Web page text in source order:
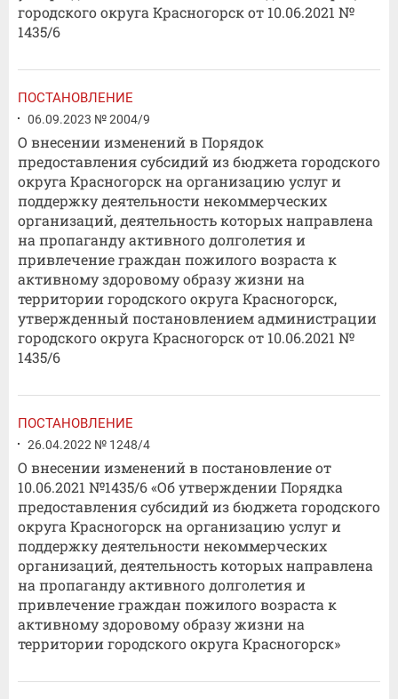
городского округа Красногорск от 10.06.2021 №
1435/6
ПОСТАНОВЛЕНИЕ
06.09.2023 № 2004/9
О внесении изменений в Порядок
предоставления субсидий из бюджета городского
округа Красногорск на организацию услуг и
поддержку деятельности некоммерческих
организаций, деятельность которых направлена
на пропаганду активного долголетия и
привлечение граждан пожилого возраста к
активному здоровому образу жизни на
территории городского округа Красногорск,
утвержденный постановлением администрации
городского округа Красногорск от 10.06.2021 №
1435/6
ПОСТАНОВЛЕНИЕ
26.04.2022 № 1248/4
О внесении изменений в постановление от
10.06.2021 №1435/6 «Об утверждении Порядка
предоставления субсидий из бюджета городского
округа Красногорск на организацию услуг и
поддержку деятельности некоммерческих
организаций, деятельность которых направлена
на пропаганду активного долголетия и
привлечение граждан пожилого возраста к
активному здоровому образу жизни на
территории городского округа Красногорск»